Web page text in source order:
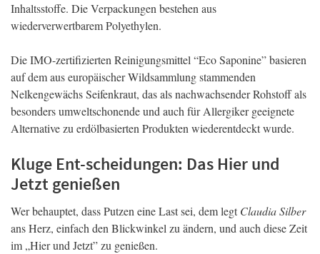
Inhaltsstoffe. Die Verpackungen bestehen aus
wiederverwertbarem Polyethylen.
Die IMO-zertifizierten Reinigungsmittel “Eco Saponine” basieren
auf dem aus europäischer Wildsammlung stammenden
Nelkengewächs Seifenkraut, das als nachwachsender Rohstoff als
besonders umweltschonende und auch für Allergiker geeignete
Alternative zu erdölbasierten Produkten wiederentdeckt wurde.
Kluge Ent-scheidungen: Das Hier und
Jetzt genießen
Wer behauptet, dass Putzen eine Last sei, dem legtClaudia Silber
ans Herz, einfach den Blickwinkel zu ändern, und auch diese Zeit
im „Hier und Jetzt” zu genießen.